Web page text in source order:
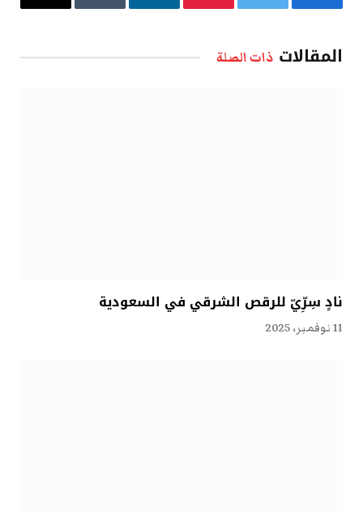
فيسبوك تويتر بينتيريستلينكدإن Tumblr
البريد
المقالات ذات الصلة
نادٍ سِرِّيّ للرقص الشرقي في السعودية
11 نوفمبر، 2025